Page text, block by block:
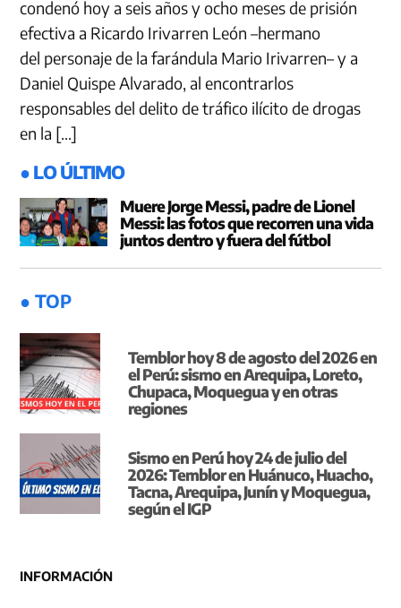
condenó hoy a seis años y ocho meses de prisión
efectiva a Ricardo Irivarren León –hermano
del personaje de la farándula Mario Irivarren– y a
Daniel Quispe Alvarado, al encontrarlos
responsables del delito de tráfico ilícito de drogas
en la […]
● LO ÚLTIMO
Muere Jorge Messi, padre de Lionel
Messi: las fotos que recorren una vida
juntos dentro y fuera del fútbol
● TOP
Temblor hoy 8 de agosto del 2026 en
el Perú: sismo en Arequipa, Loreto,
Chupaca, Moquegua y en otras
regiones
Sismo en Perú hoy 24 de julio del
2026: Temblor en Huánuco, Huacho,
Tacna, Arequipa, Junín y Moquegua,
según el IGP
INFORMACIÓN